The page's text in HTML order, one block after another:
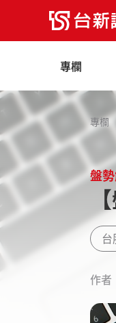
專欄
專欄
盤
台
作者